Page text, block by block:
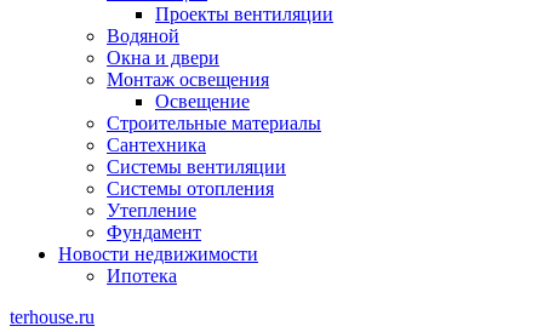
Проекты вентиляции
Водяной
Окна и двери
Монтаж освещения
Освещение
Строительные материалы
Сантехника
Системы вентиляции
Системы отопления
Утепление
Фундамент
Новости недвижимости
Ипотека
terhouse.ru